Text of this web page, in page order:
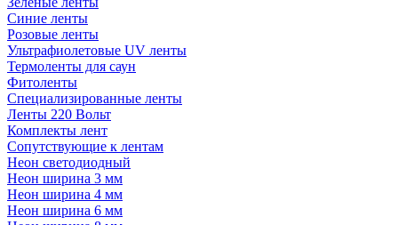
Синие ленты
Розовые ленты
Ультрафиолетовые UV ленты
Термоленты для саун
Фитоленты
Специализированные ленты
Ленты 220 Вольт
Комплекты лент
Сопутствующие к лентам
Неон светодиодный
Неон ширина 3 мм
Неон ширина 4 мм
Неон ширина 6 мм